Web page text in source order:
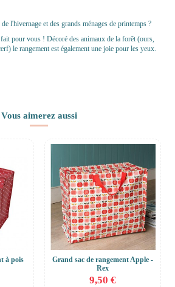
l'hivernage et des grands ménages de printemps ?
pour vous ! Décoré des animaux de la forêt (ours,
le rangement est également une joie pour les yeux.
Vous aimerez aussi
à pois
Grand sac de rangement Apple -
Rex
9,50 €